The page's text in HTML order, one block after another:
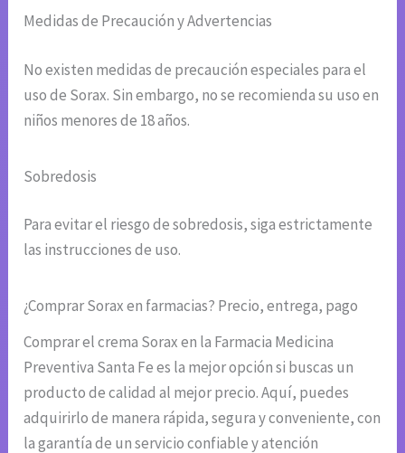
Medidas de Precaución y Advertencias
No existen medidas de precaución especiales para el
uso de Sorax. Sin embargo, no se recomienda su uso en
niños menores de 18 años.
Sobredosis
Para evitar el riesgo de sobredosis, siga estrictamente
las instrucciones de uso.
¿Comprar Sorax en farmacias? Precio, entrega, pago
Comprar el crema Sorax en la Farmacia Medicina
Preventiva Santa Fe es la mejor opción si buscas un
producto de calidad al mejor precio. Aquí, puedes
adquirirlo de manera rápida, segura y conveniente, con
la garantía de un servicio confiable y atención